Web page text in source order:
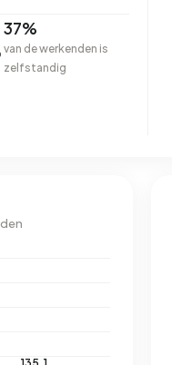
37%
van de werkenden is
zelfstandig